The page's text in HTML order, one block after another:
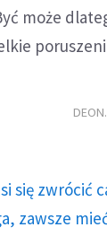
może
się zwrócić
zawsze